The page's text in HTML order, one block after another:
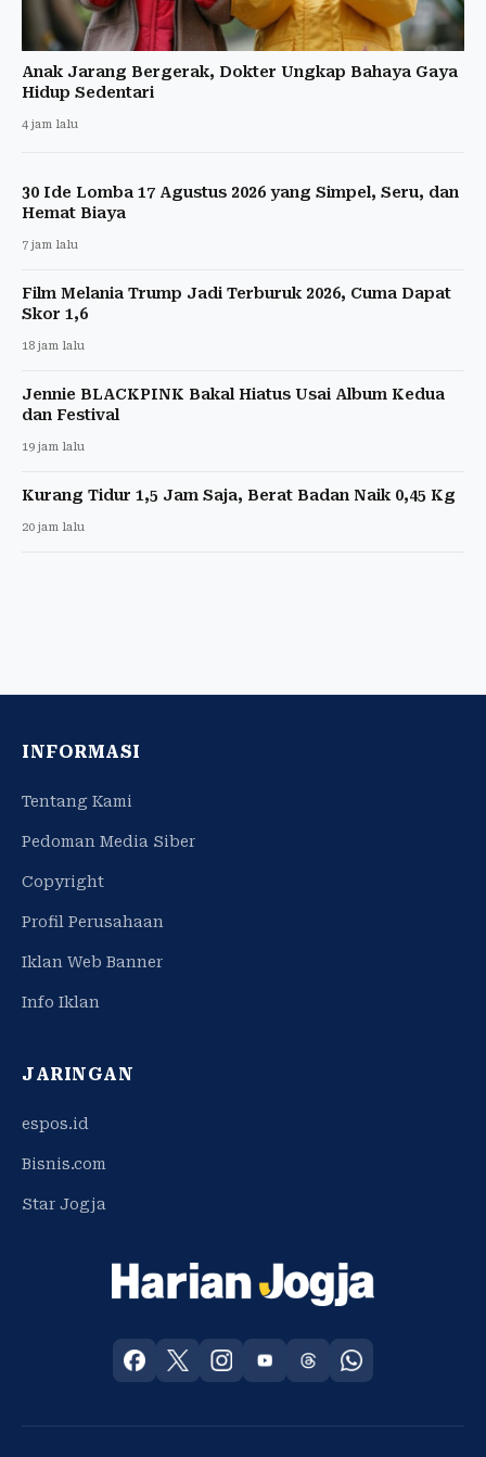
Anak Jarang Bergerak, Dokter Ungkap Bahaya Gaya
Hidup Sedentari
4 jam lalu
30 Ide Lomba 17 Agustus 2026 yang Simpel, Seru, dan
Hemat Biaya
7 jam lalu
Film Melania Trump Jadi Terburuk 2026, Cuma Dapat
Skor 1,6
18 jam lalu
Jennie BLACKPINK Bakal Hiatus Usai Album Kedua
dan Festival
19 jam lalu
Kurang Tidur 1,5 Jam Saja, Berat Badan Naik 0,45 Kg
20 jam lalu
INFORMASI
Tentang Kami
Pedoman Media Siber
Copyright
Profil Perusahaan
Iklan Web Banner
Info Iklan
JARINGAN
espos.id
Bisnis.com
Star Jogja